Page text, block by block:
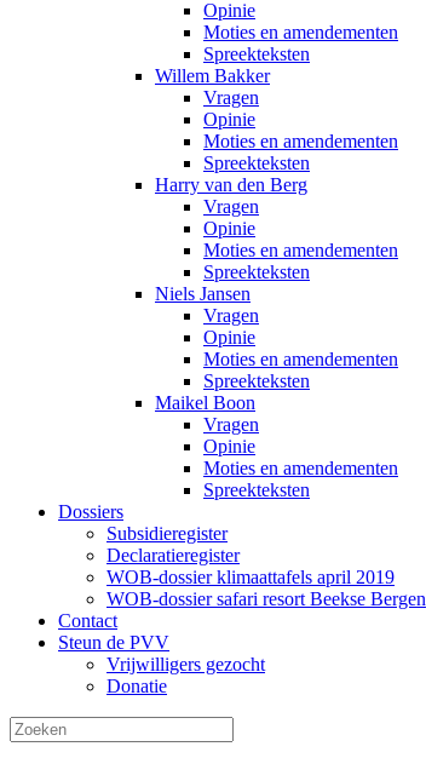
Opinie
Moties en amendementen
Spreekteksten
Willem Bakker
Vragen
Opinie
Moties en amendementen
Spreekteksten
Harry van den Berg
Vragen
Opinie
Moties en amendementen
Spreekteksten
Niels Jansen
Vragen
Opinie
Moties en amendementen
Spreekteksten
Maikel Boon
Vragen
Opinie
Moties en amendementen
Spreekteksten
Dossiers
Subsidieregister
Declaratieregister
WOB-dossier klimaattafels april 2019
WOB-dossier safari resort Beekse Bergen
Contact
Steun de PVV
Vrijwilligers gezocht
Donatie